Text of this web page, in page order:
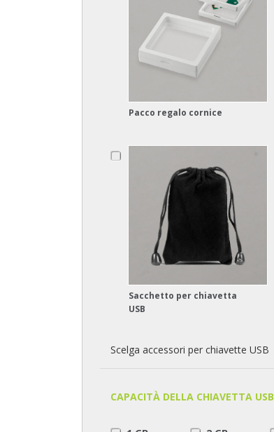
Pacco regalo cornice
Sacchetto per chiavetta
USB
Scelga accessori per chiavette USB
CAPACITÀ DELLA CHIAVETTA USB